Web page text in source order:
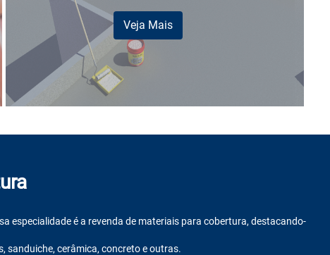
Veja Mais
especialidade é a revenda de materiais para cobertura, destacando-
sanduiche, cerâmica, concreto e outras.